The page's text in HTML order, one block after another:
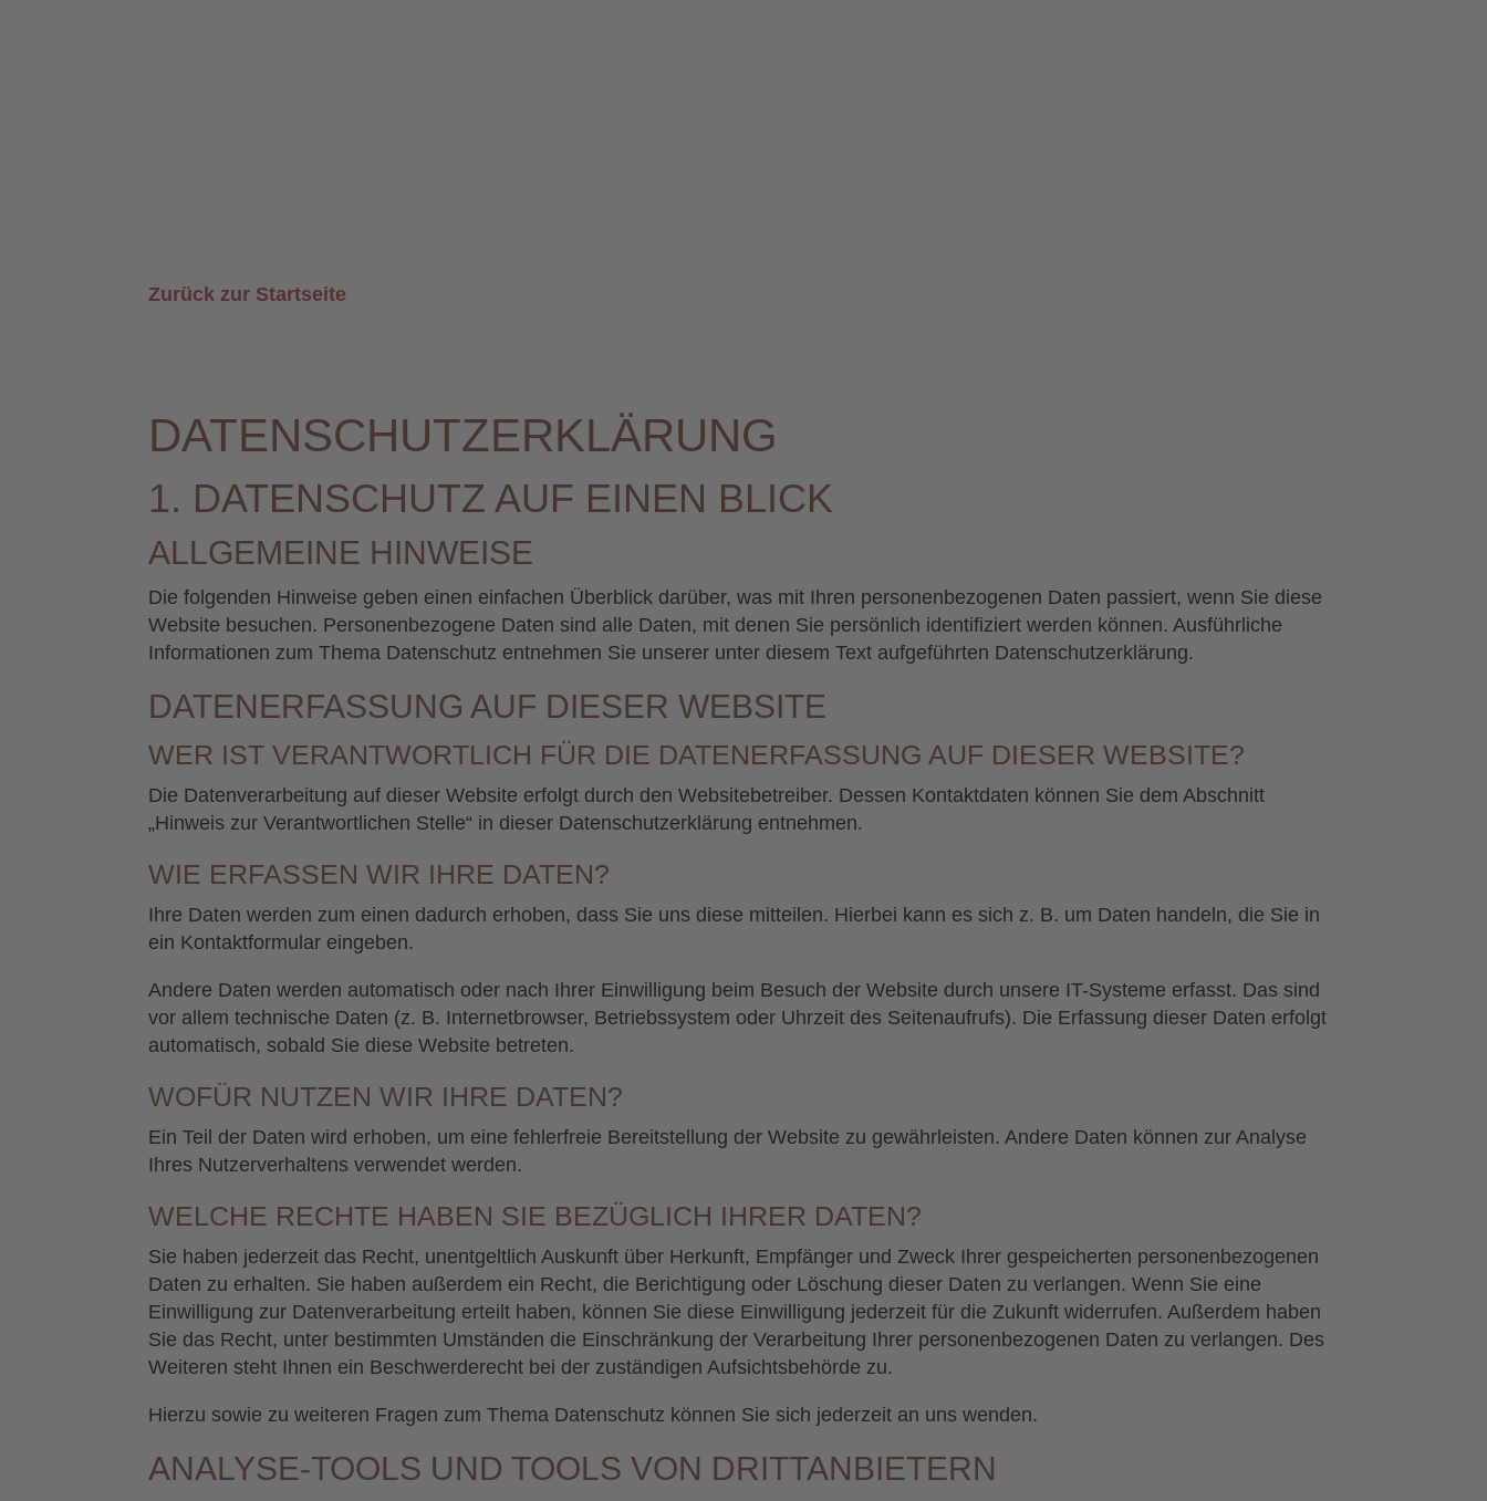
Zurück zur Startseite
DATENSCHUTZ­ERKLÄRUNG
1. DATENSCHUTZ AUF EINEN BLICK
ALLGEMEINE HINWEISE
Die folgenden Hinweise geben einen einfachen Überblick darüber, was mit Ihren personenbezogenen Daten passiert, wenn Sie diese
Website besuchen. Personenbezogene Daten sind alle Daten, mit denen Sie persönlich identifiziert werden können. Ausführliche
Informationen zum Thema Datenschutz entnehmen Sie unserer unter diesem Text aufgeführten Datenschutzerklärung.
DATENERFASSUNG AUF DIESER WEBSITE
WER IST VERANTWORTLICH FÜR DIE DATENERFASSUNG AUF DIESER WEBSITE?
Die Datenverarbeitung auf dieser Website erfolgt durch den Websitebetreiber. Dessen Kontaktdaten können Sie dem Abschnitt
„Hinweis zur Verantwortlichen Stelle“ in dieser Datenschutzerklärung entnehmen.
WIE ERFASSEN WIR IHRE DATEN?
Ihre Daten werden zum einen dadurch erhoben, dass Sie uns diese mitteilen. Hierbei kann es sich z. B. um Daten handeln, die Sie in
ein Kontaktformular eingeben.
Andere Daten werden automatisch oder nach Ihrer Einwilligung beim Besuch der Website durch unsere IT-Systeme erfasst. Das sind
vor allem technische Daten (z. B. Internetbrowser, Betriebssystem oder Uhrzeit des Seitenaufrufs). Die Erfassung dieser Daten erfolgt
automatisch, sobald Sie diese Website betreten.
WOFÜR NUTZEN WIR IHRE DATEN?
Ein Teil der Daten wird erhoben, um eine fehlerfreie Bereitstellung der Website zu gewährleisten. Andere Daten können zur Analyse
Ihres Nutzerverhaltens verwendet werden.
WELCHE RECHTE HABEN SIE BEZÜGLICH IHRER DATEN?
Sie haben jederzeit das Recht, unentgeltlich Auskunft über Herkunft, Empfänger und Zweck Ihrer gespeicherten personenbezogenen
Daten zu erhalten. Sie haben außerdem ein Recht, die Berichtigung oder Löschung dieser Daten zu verlangen. Wenn Sie eine
Einwilligung zur Datenverarbeitung erteilt haben, können Sie diese Einwilligung jederzeit für die Zukunft widerrufen. Außerdem haben
Sie das Recht, unter bestimmten Umständen die Einschränkung der Verarbeitung Ihrer personenbezogenen Daten zu verlangen. Des
Weiteren steht Ihnen ein Beschwerderecht bei der zuständigen Aufsichtsbehörde zu.
Hierzu sowie zu weiteren Fragen zum Thema Datenschutz können Sie sich jederzeit an uns wenden.
ANALYSE-TOOLS UND TOOLS VON DRITT­ANBIETERN